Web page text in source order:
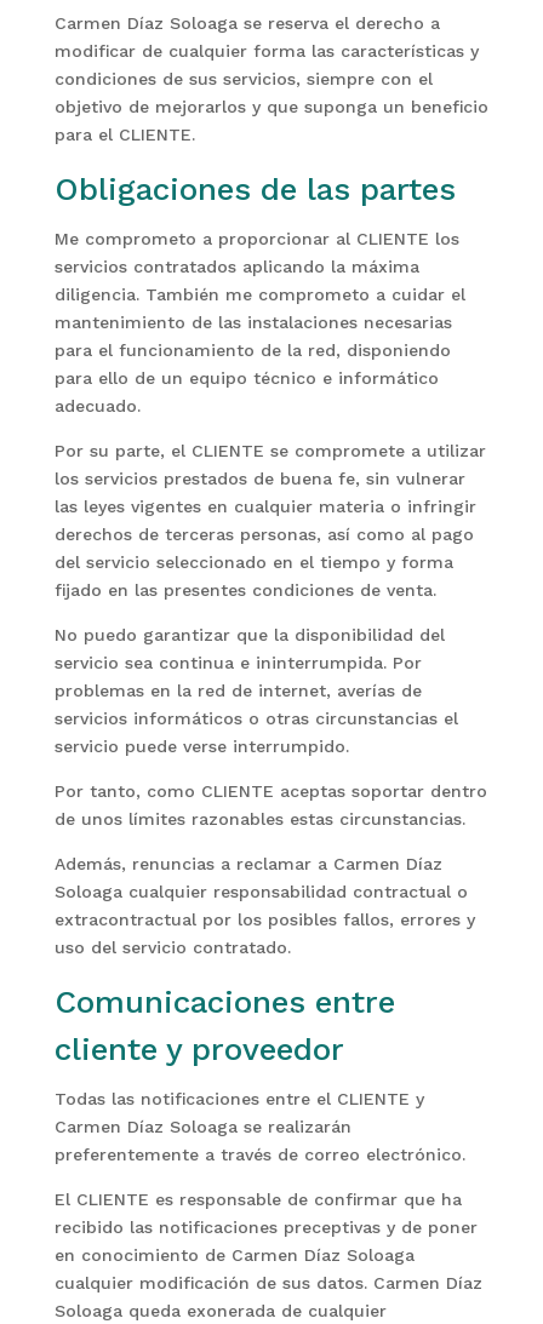
Carmen Díaz Soloaga se reserva el derecho a
modificar de cualquier forma las características y
condiciones de sus servicios, siempre con el
objetivo de mejorarlos y que suponga un beneficio
para el CLIENTE.
Obligaciones de las partes
Me comprometo a proporcionar al CLIENTE los
servicios contratados aplicando la máxima
diligencia. También me comprometo a cuidar el
mantenimiento de las instalaciones necesarias
para el funcionamiento de la red, disponiendo
para ello de un equipo técnico e informático
adecuado.
Por su parte, el CLIENTE se compromete a utilizar
los servicios prestados de buena fe, sin vulnerar
las leyes vigentes en cualquier materia o infringir
derechos de terceras personas, así como al pago
del servicio seleccionado en el tiempo y forma
fijado en las presentes condiciones de venta.
No puedo garantizar que la disponibilidad del
servicio sea continua e ininterrumpida. Por
problemas en la red de internet, averías de
servicios informáticos o otras circunstancias el
servicio puede verse interrumpido.
Por tanto, como CLIENTE aceptas soportar dentro
de unos límites razonables estas circunstancias.
Además, renuncias a reclamar a Carmen Díaz
Soloaga cualquier responsabilidad contractual o
extracontractual por los posibles fallos, errores y
uso del servicio contratado.
Comunicaciones entre
cliente y proveedor
Todas las notificaciones entre el CLIENTE y
Carmen Díaz Soloaga se realizarán
preferentemente a través de correo electrónico.
El CLIENTE es responsable de confirmar que ha
recibido las notificaciones preceptivas y de poner
en conocimiento de Carmen Díaz Soloaga
cualquier modificación de sus datos. Carmen Díaz
Soloaga queda exonerada de cualquier